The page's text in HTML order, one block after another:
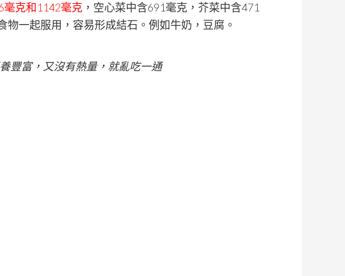
毫克和1142毫克 ，空心菜中含691毫克，芥菜中含471
物一起服用，容易形成結石。例如牛奶，豆腐。
豐富，又沒有熱量，就亂吃一通